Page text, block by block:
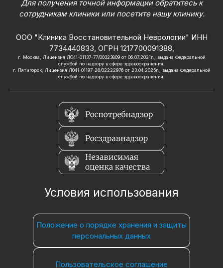
Для получения точной информации обратитесь к
сотрудникам клиники или посетите нашу клинику.
ООО "Клиника Восстановительной Неврологии" ИНН
7734440833, ОГРН 1217700091388,
г. Москва, Лицензия ЛО41-01137-77/00323809 от 06.07.2021г., выдана Федеральной
службой по надзору в сфере здравоохранения.
г. Пятигорск, Лицензия Л041-01197-26/02222976 от 23.04.2025г., выдана Федеральной
службой по надзору в сфере здравоохранения.
Условия использования
Положение о порядке хранения и защиты
персональных данных
Пользовательское соглашение